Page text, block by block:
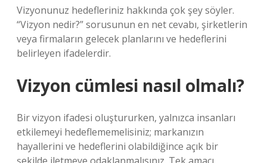
Vizyonunuz hedefleriniz hakkında çok şey söyler.
“Vizyon nedir?” sorusunun en net cevabı, şirketlerin
veya firmaların gelecek planlarını ve hedeflerini
belirleyen ifadelerdir.
Vizyon cümlesi nasıl olmalı?
Bir vizyon ifadesi oluştururken, yalnızca insanları
etkilemeyi hedeflememelisiniz; markanızın
hayallerini ve hedeflerini olabildiğince açık bir